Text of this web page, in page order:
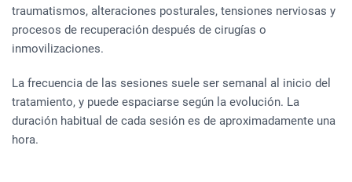
traumatismos, alteraciones posturales, tensiones nerviosas y
procesos de recuperación después de cirugías o
inmovilizaciones.
La frecuencia de las sesiones suele ser semanal al inicio del
tratamiento, y puede espaciarse según la evolución. La
duración habitual de cada sesión es de aproximadamente una
hora.